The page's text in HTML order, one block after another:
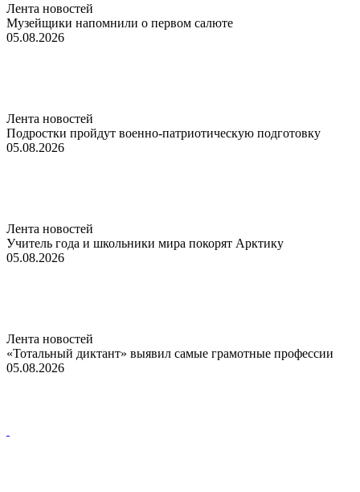
Лента новостей
Музейщики напомнили о первом салюте
05.08.2026
Лента новостей
Подростки пройдут военно-патриотическую подготовку
05.08.2026
Лента новостей
Учитель года и школьники мира покорят Арктику
05.08.2026
Лента новостей
«Тотальный диктант» выявил самые грамотные профессии
05.08.2026